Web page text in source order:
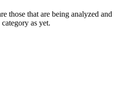
those that are being analyzed and
as yet.